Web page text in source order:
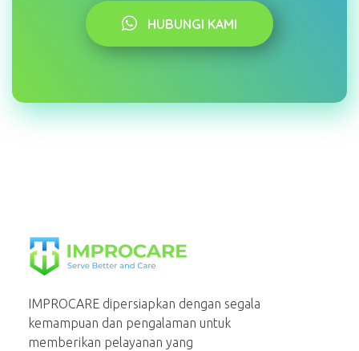
HUBUNGI KAMI
IMPROCARE dipersiapkan dengan segala
kemampuan dan pengalaman untuk
memberikan pelayanan yang